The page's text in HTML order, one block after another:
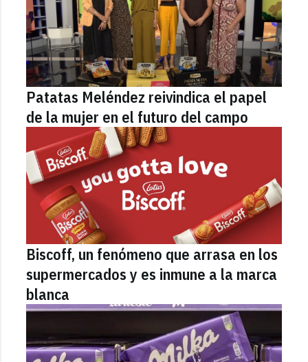
Patatas Meléndez reivindica el papel
de la mujer en el futuro del campo
Biscoff, un fenómeno que arrasa en los
supermercados y es inmune a la marca
blanca